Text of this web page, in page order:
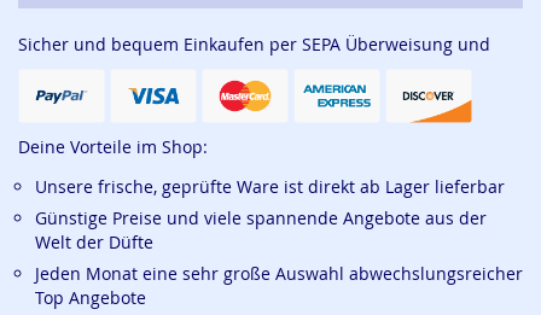
Sicher und bequem Einkaufen per SEPA Überweisung und
Deine Vorteile im Shop:
Unsere frische, geprüfte Ware ist direkt ab Lager lieferbar
Günstige Preise und viele spannende Angebote aus der
Welt der Düfte
Jeden Monat eine sehr große Auswahl abwechslungsreicher
Top Angebote